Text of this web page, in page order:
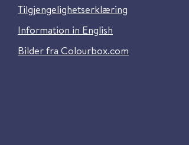
Tilgjengelighetserklæring
Information in English
Bilder fra Colourbox.com